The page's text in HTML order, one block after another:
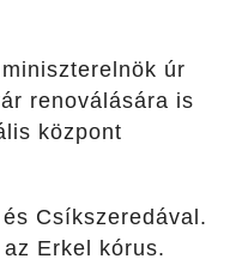
úr
renoválására is
központ
Csíkszeredával.
Erkel kórus.